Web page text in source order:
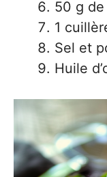
50 g
1
Sel et
Huile